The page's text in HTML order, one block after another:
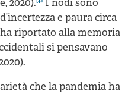
2020).
I nodi sono
e paura circa
riportato alla memoria
si pensavano
che la pandemia ha